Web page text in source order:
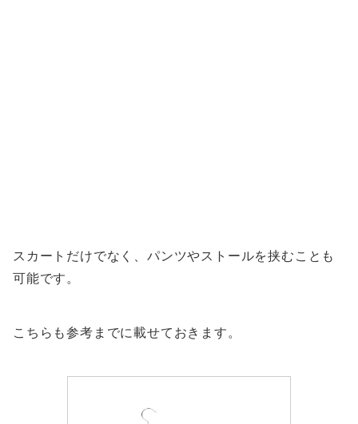
スカートだけでなく、パンツやストールを挟むことも
可能です。
こちらも参考までに載せておきます。